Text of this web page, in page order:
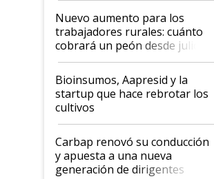
Nuevo aumento para los
trabajadores rurales: cuánto
cobrará un peón desde julio
Bioinsumos, Aapresid y la
startup que hace rebrotar los
cultivos
Carbap renovó su conducción
y apuesta a una nueva
generación de dirigentes